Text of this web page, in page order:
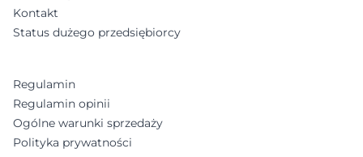
Kontakt
Status dużego przedsiębiorcy
Regulamin
Regulamin opinii
Ogólne warunki sprzedaży
Polityka prywatności